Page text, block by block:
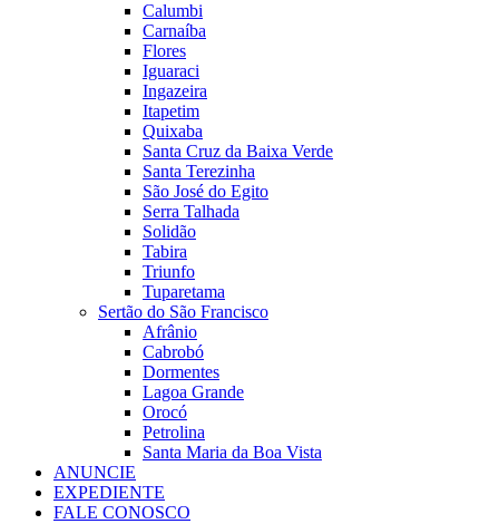
Calumbi
Carnaíba
Flores
Iguaraci
Ingazeira
Itapetim
Quixaba
Santa Cruz da Baixa Verde
Santa Terezinha
São José do Egito
Serra Talhada
Solidão
Tabira
Triunfo
Tuparetama
Sertão do São Francisco
Afrânio
Cabrobó
Dormentes
Lagoa Grande
Orocó
Petrolina
Santa Maria da Boa Vista
ANUNCIE
EXPEDIENTE
FALE CONOSCO